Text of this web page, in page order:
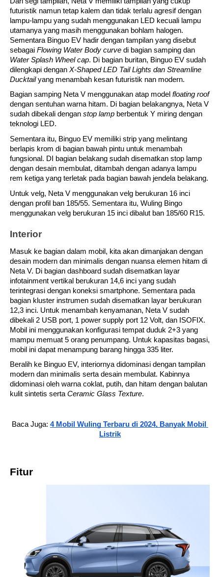
futuristik namun tetap kalem dan tidak terlalu agresif dengan
lampu-lampu yang sudah menggunakan LED kecuali lampu
utamanya yang masih menggunakan bohlam halogen.
Sementara Binguo EV hadir dengan tampilan yang disebut
sebagai Flowing Water Body curve
Water Splash Wheel cap. Di bagian buritan, Binguo EV sudah
dilengkapi dengan X-Shaped LED Tail Lights dan Streamline
Ducktail yang menambah kesan futuristik nan modern.
Bagian samping Neta V menggunakan atap model floating roof
dengan sentuhan warna hitam. Di bagian belakangnya, Neta V
sudah dibekali dengan stop lamp berbentuk Y miring dengan
teknologi LED.
Sementara itu, Binguo EV memiliki strip yang melintang
berlapis krom di bagian bawah pintu untuk menambah
fungsional. DI bagian belakang sudah disematkan stop lamp
dengan desain membulat, ditambah dengan adanya lampu
rem ketiga yang terletak pada bagian bawah jendela belakang.
Untuk velg, Neta V menggunakan velg berukuran 16 inci
dengan profil ban 185/55. Sementara itu, Wuling Bingo
menggunakan velg berukuran 15 inci dibalut ban 185/60 R15.
Interior
Masuk ke bagian dalam mobil, kita akan dimanjakan dengan
desain modern dan minimalis dengan nuansa elemen hitam di
Neta V. Di bagian dashboard sudah disematkan layar
infotainment vertikal berukuran 14,6 inci yang sudah
terintegrasi dengan koneksi smartphone. Sementara pada
bagian kluster instrumen sudah disematkan layar berukuran
12,3 inci. Untuk menambah kenyamanan, Neta V sudah
dibekali 2 USB port, 1 power supply port 12 Volt, dan ISOFIX.
Mobil ini menggunakan konfigurasi tempat duduk 2+3 yang
mampu memuat 5 orang penumpang. Untuk kapasitas bagasi,
mobil ini dapat menampung barang hingga 335 liter.
Beralih ke Binguo EV, interiornya didominasi dengan tampilan
modern dan minimalis serta desain membulat. Kabinnya
didominasi oleh warna coklat, putih, dan hitam dengan balutan
kulit sintetis serta Ceramic Glass Texture.
Baca Juga: 4 Mobil Wuling Terbaru di 2024, Banyak Mobil
Listrik
Fitur